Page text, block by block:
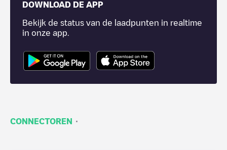
DOWNLOAD DE APP
Bekijk de status van de laadpunten in realtime
in onze app.
CONNECTOREN ·